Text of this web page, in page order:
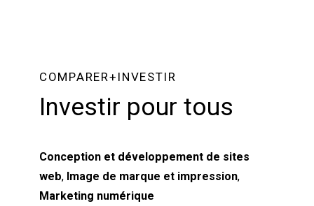
COMPARER+INVESTIR
Investir pour tous
Conception et développement de sites
web, Image de marque et impression,
Marketing numérique